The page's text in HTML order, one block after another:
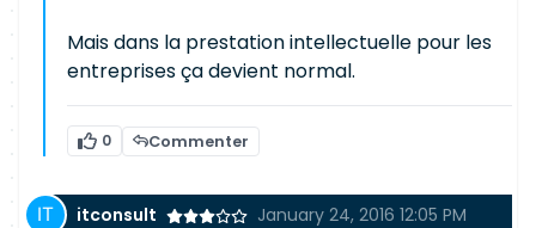
Mais dans la prestation intellectuelle pour les
entreprises ça devient normal.
0 Commenter
itconsult January 24, 2016 12:05 PM